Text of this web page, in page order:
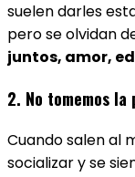
suelen darles
pero se olvidan
juntos, amor,
2. No tomemos
Cuando salen al
socializar y se